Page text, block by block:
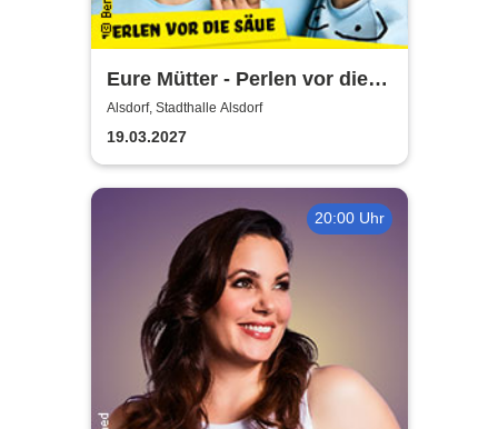
Eure Mütter - Perlen vor die
Säue - Das Best Of zum
Jubiläum
Alsdorf, Stadthalle Alsdorf
19.03.2027
20:00 Uhr